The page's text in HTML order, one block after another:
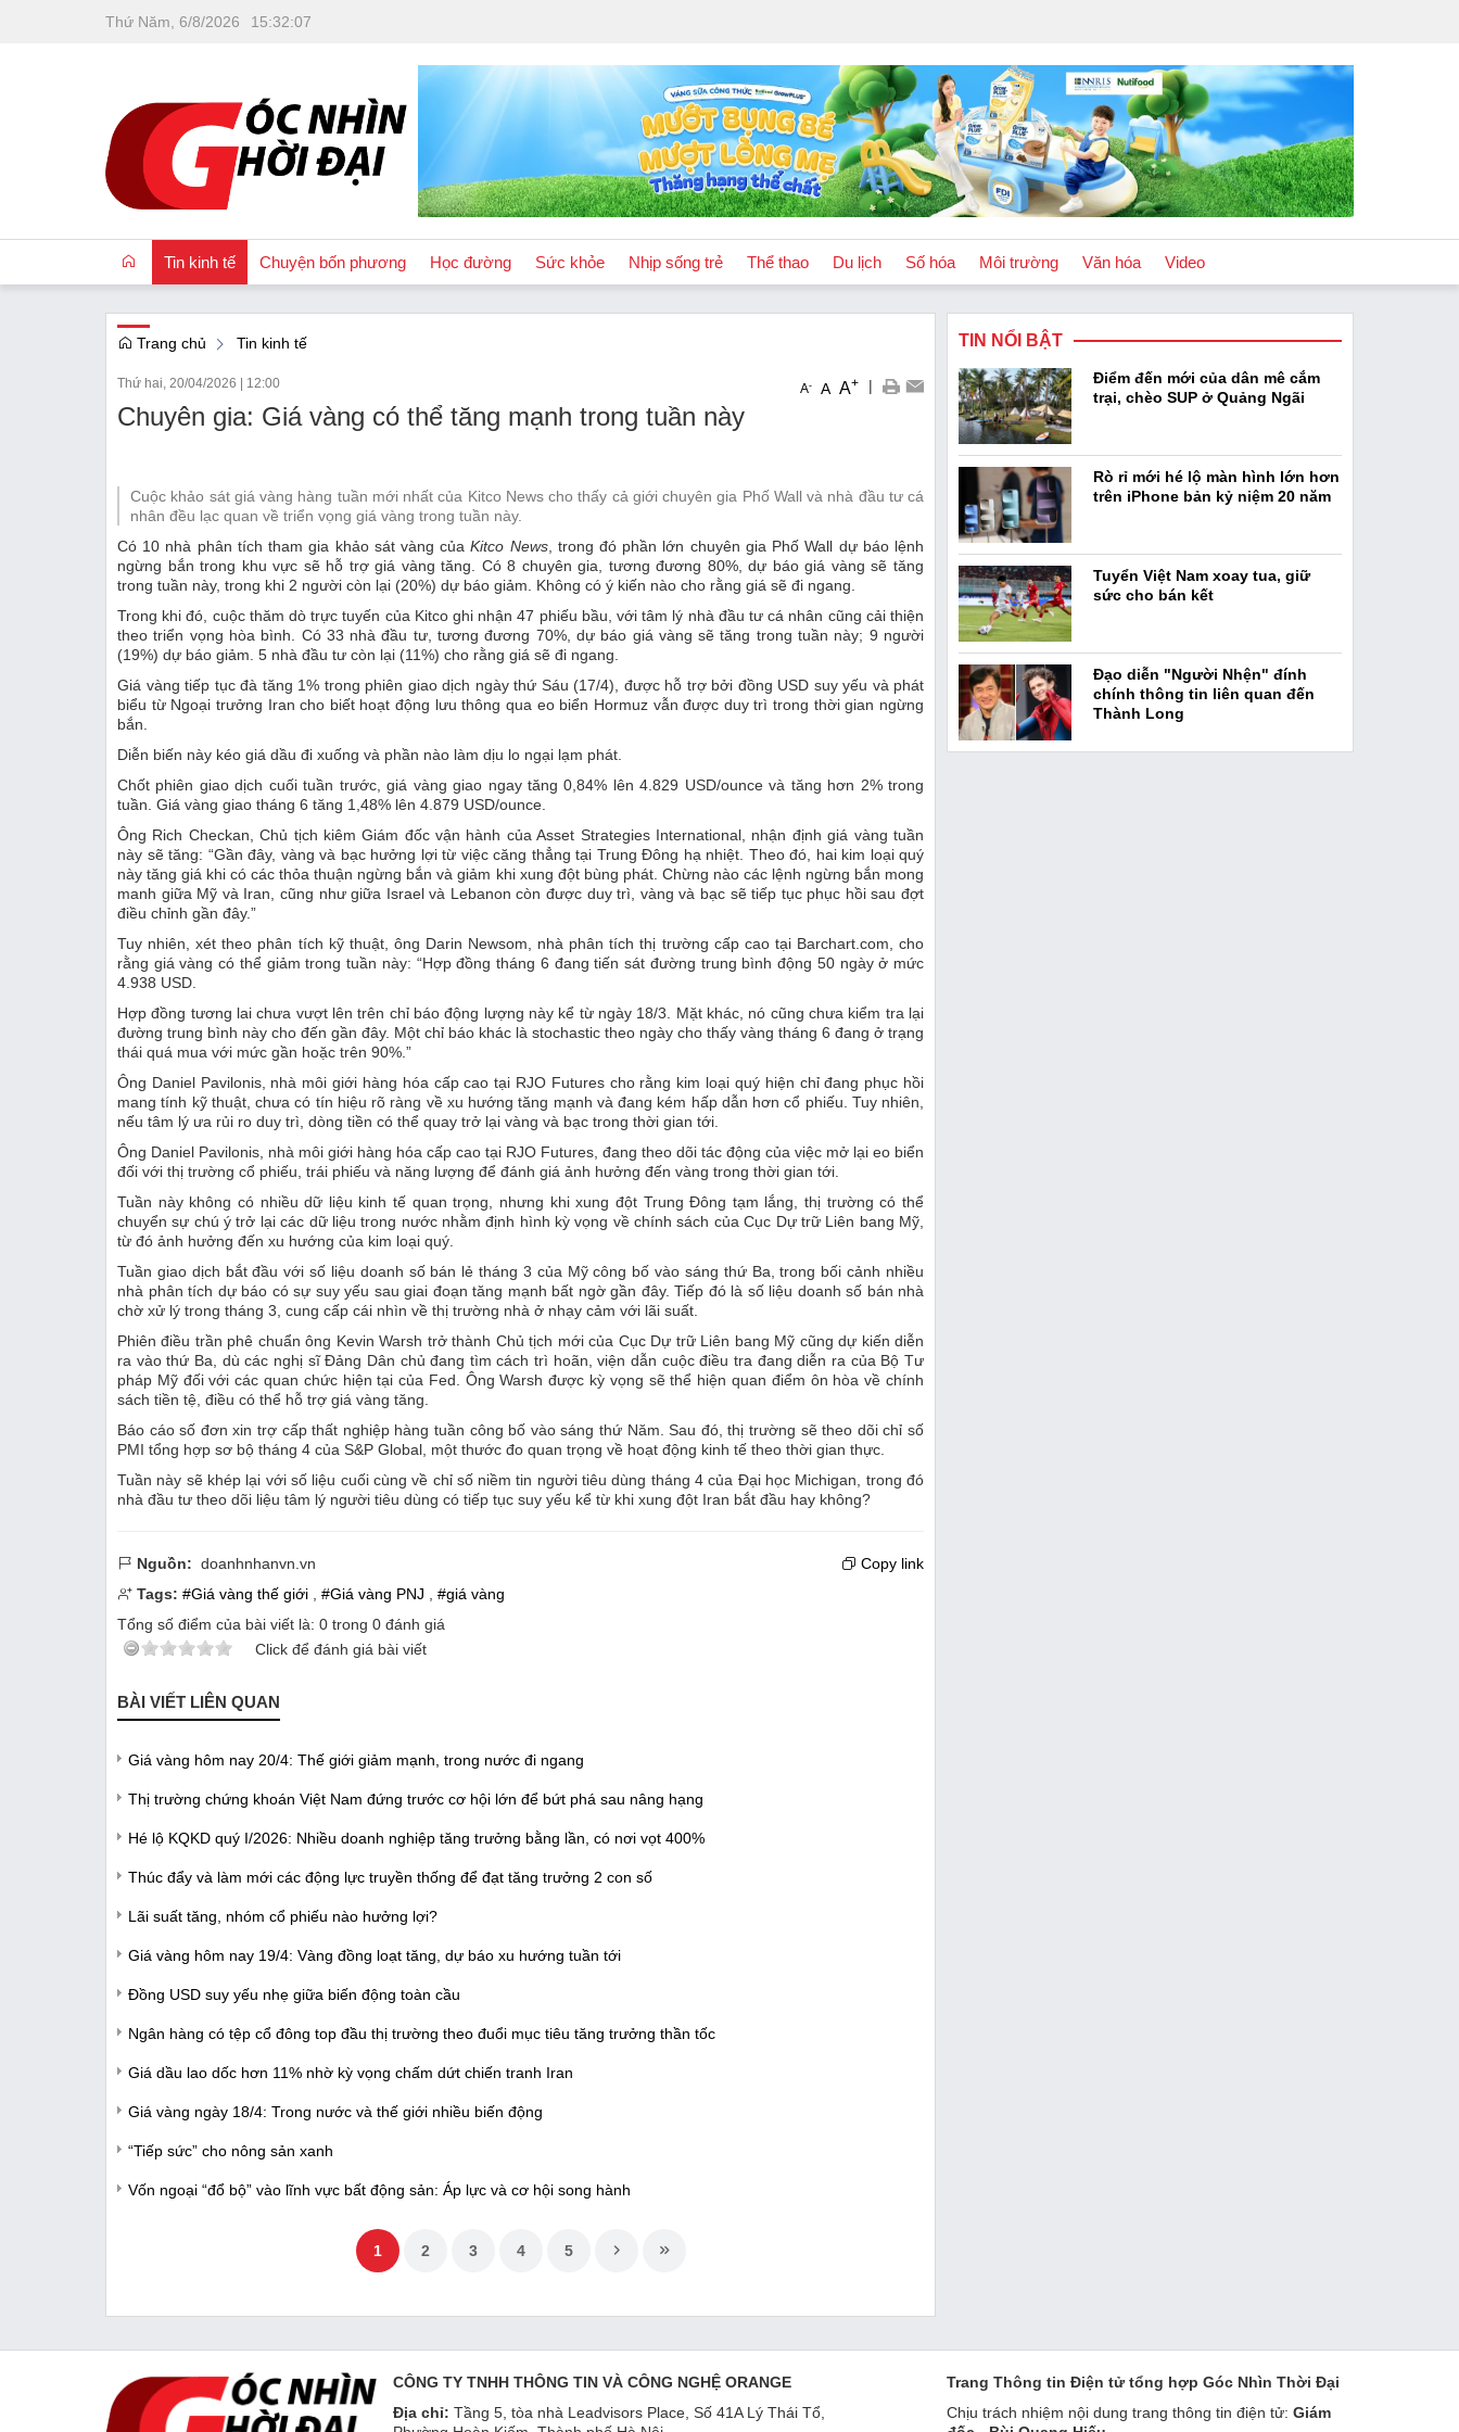
Thứ Năm, 6/8/2026 15:32:08
Tin kinh tế
Tài chính
Thị trường
Emagazine
Chuyện bốn phương Học đường Sức khỏe Nhịp sống trẻ Thể thao Du lịch Số hóa Môi trường Văn hóa
Podcast
Video
Trang chủ Tin kinh tế
Thứ hai, 20/04/2026 12:00 A- A A+ |
Chuyên gia: Giá vàng có thể tăng mạnh trong tuần này
Cuộc khảo sát giá vàng hàng tuần mới nhất của Kitco News cho thấy cả giới chuyên gia Phố Wall và nhà đầu tư cá
nhân đều lạc quan về triển vọng giá vàng trong tuần này.
Có 10 nhà phân tích tham gia khảo sát vàng củaKitco News, trong đó phần lớn chuyên gia Phố Wall dự báo lệnh
ngừng bắn trong khu vực sẽ hỗ trợ giá vàng tăng. Có 8 chuyên gia, tương đương 80%, dự báo giá vàng sẽ tăng
trong tuần này, trong khi 2 người còn lại (20%) dự báo giảm. Không có ý kiến nào cho rằng giá sẽ đi ngang.
Trong khi đó, cuộc thăm dò trực tuyến của Kitco ghi nhận 47 phiếu bầu, với tâm lý nhà đầu tư cá nhân cũng cải thiện
theo triển vọng hòa bình. Có 33 nhà đầu tư, tương đương 70%, dự báo giá vàng sẽ tăng trong tuần này; 9 người
(19%) dự báo giảm. 5 nhà đầu tư còn lại (11%) cho rằng giá sẽ đi ngang.
Giá vàng tiếp tục đà tăng 1% trong phiên giao dịch ngày thứ Sáu (17/4), được hỗ trợ bởi đồng USD suy yếu và phát
biểu từ Ngoại trưởng Iran cho biết hoạt động lưu thông qua eo biển Hormuz vẫn được duy trì trong thời gian ngừng
bắn.
Diễn biến này kéo giá dầu đi xuống và phần nào làm dịu lo ngại lạm phát.
Chốt phiên giao dịch cuối tuần trước, giá vàng giao ngay tăng 0,84% lên 4.829 USD/ounce và tăng hơn 2% trong
tuần. Giá vàng giao tháng 6 tăng 1,48% lên 4.879 USD/ounce.
Ông Rich Checkan, Chủ tịch kiêm Giám đốc vận hành của Asset Strategies International, nhận định giá vàng tuần
này sẽ tăng: “Gần đây, vàng và bạc hưởng lợi từ việc căng thẳng tại Trung Đông hạ nhiệt. Theo đó, hai kim loại quý
này tăng giá khi có các thỏa thuận ngừng bắn và giảm khi xung đột bùng phát. Chừng nào các lệnh ngừng bắn mong
manh giữa Mỹ và Iran, cũng như giữa Israel và Lebanon còn được duy trì, vàng và bạc sẽ tiếp tục phục hồi sau đợt
điều chỉnh gần đây.”
Tuy nhiên, xét theo phân tích kỹ thuật, ông Darin Newsom, nhà phân tích thị trường cấp cao tại Barchart.com, cho
rằng giá vàng có thể giảm trong tuần này: “Hợp đồng tháng 6 đang tiến sát đường trung bình động 50 ngày ở mức
4.938 USD.
Hợp đồng tương lai chưa vượt lên trên chỉ báo động lượng này kể từ ngày 18/3. Mặt khác, nó cũng chưa kiểm tra lại
đường trung bình này cho đến gần đây. Một chỉ báo khác là stochastic theo ngày cho thấy vàng tháng 6 đang ở trạng
thái quá mua với mức gần hoặc trên 90%.”
Ông Daniel Pavilonis, nhà môi giới hàng hóa cấp cao tại RJO Futures cho rằng kim loại quý hiện chỉ đang phục hồi
mang tính kỹ thuật, chưa có tín hiệu rõ ràng về xu hướng tăng mạnh và đang kém hấp dẫn hơn cổ phiếu. Tuy nhiên,
nếu tâm lý ưa rủi ro duy trì, dòng tiền có thể quay trở lại vàng và bạc trong thời gian tới.
Ông Daniel Pavilonis, nhà môi giới hàng hóa cấp cao tại RJO Futures, đang theo dõi tác động của việc mở lại eo biển
đối với thị trường cổ phiếu, trái phiếu và năng lượng để đánh giá ảnh hưởng đến vàng trong thời gian tới.
Tuần này không có nhiều dữ liệu kinh tế quan trọng, nhưng khi xung đột Trung Đông tạm lắng, thị trường có thể
chuyển sự chú ý trở lại các dữ liệu trong nước nhằm định hình kỳ vọng về chính sách của Cục Dự trữ Liên bang Mỹ,
từ đó ảnh hưởng đến xu hướng của kim loại quý.
Tuần giao dịch bắt đầu với số liệu doanh số bán lẻ tháng 3 của Mỹ công bố vào sáng thứ Ba, trong bối cảnh nhiều
nhà phân tích dự báo có sự suy yếu sau giai đoạn tăng mạnh bất ngờ gần đây. Tiếp đó là số liệu doanh số bán nhà
chờ xử lý trong tháng 3, cung cấp cái nhìn về thị trường nhà ở nhạy cảm với lãi suất.
Phiên điều trần phê chuẩn ông Kevin Warsh trở thành Chủ tịch mới của Cục Dự trữ Liên bang Mỹ cũng dự kiến diễn
ra vào thứ Ba, dù các nghị sĩ Đảng Dân chủ đang tìm cách trì hoãn, viện dẫn cuộc điều tra đang diễn ra của Bộ Tư
pháp Mỹ đối với các quan chức hiện tại của Fed. Ông Warsh được kỳ vọng sẽ thể hiện quan điểm ôn hòa về chính
sách tiền tệ, điều có thể hỗ trợ giá vàng tăng.
Báo cáo số đơn xin trợ cấp thất nghiệp hàng tuần công bố vào sáng thứ Năm. Sau đó, thị trường sẽ theo dõi chỉ số
PMI tổng hợp sơ bộ tháng 4 của S&P Global, một thước đo quan trọng về hoạt động kinh tế theo thời gian thực.
Tuần này sẽ khép lại với số liệu cuối cùng về chỉ số niềm tin người tiêu dùng tháng 4 của Đại học Michigan, trong đó
nhà đầu tư theo dõi liệu tâm lý người tiêu dùng có tiếp tục suy yếu kể từ khi xung đột Iran bắt đầu hay không?
Nguồn: doanhnhanvn.vn
Copy link
Tags: #Giá vàng thế giới #Giá vàng PNJ
#giá vàng
Tổng số điểm của bài viết là: 0 trong 0 đánh giá
Click để đánh giá bài viết
BÀI VIẾT LIÊN QUAN
Giá vàng hôm nay 20/4: Thế giới giảm mạnh, trong nước đi ngang
Thị trường chứng khoán Việt Nam đứng trước cơ hội lớn để bứt phá sau nâng hạng
Hé lộ KQKD quý I/2026: Nhiều doanh nghiệp tăng trưởng bằng lần, có nơi vọt 400%
Thúc đẩy và làm mới các động lực truyền thống để đạt tăng trưởng 2 con số
Lãi suất tăng, nhóm cổ phiếu nào hưởng lợi?
Giá vàng hôm nay 19/4: Vàng đồng loạt tăng, dự báo xu hướng tuần tới
Đồng USD suy yếu nhẹ giữa biến động toàn cầu
Ngân hàng có tệp cổ đông top đầu thị trường theo đuổi mục tiêu tăng trưởng thần tốc
Giá dầu lao dốc hơn 11% nhờ kỳ vọng chấm dứt chiến tranh Iran
Giá vàng ngày 18/4: Trong nước và thế giới nhiều biến động
“Tiếp sức” cho nông sản xanh
Vốn ngoại “đổ bộ” vào lĩnh vực bất động sản: Áp lực và cơ hội song hành
1 2 3 4 5
TIN NỔI BẬT
Điểm đến mới của dân mê cắm
trại, chèo SUP ở Quảng Ngãi
Rò rỉ mới hé lộ màn hình lớn hơn
trên iPhone bản kỷ niệm 20 năm
Tuyển Việt Nam xoay tua, giữ
sức cho bán kết
Đạo diễn "Người Nhện" đính
chính thông tin liên quan đến
Thành Long
CÔNG TY TNHH THÔNG TIN VÀ CÔNG NGHỆ ORANGE
Địa chỉ: Tầng 5, tòa nhà Leadvisors Place, Số 41A Lý Thái Tổ,
Trang Thông tin Điện tử tổng hợp Góc Nhìn Thời Đại
Chịu trách nhiệm nội dung trang thông tin điện tử: Giám